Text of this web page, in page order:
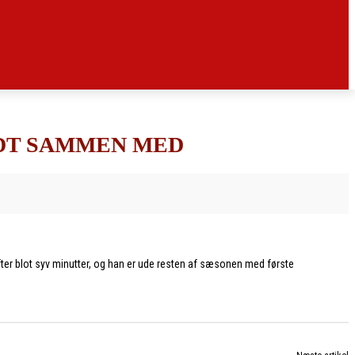
SAMMEN MED
blot syv minutter, og han er ude resten af sæsonen med første